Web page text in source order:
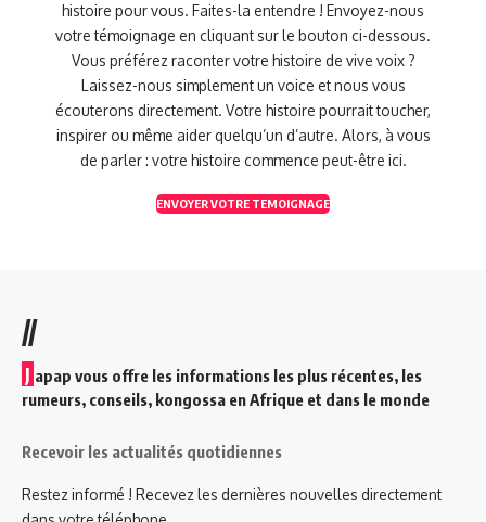
histoire pour vous. Faites-la entendre ! Envoyez-nous
votre témoignage en cliquant sur le bouton ci-dessous.
Vous préférez raconter votre histoire de vive voix ?
Laissez-nous simplement un voice et nous vous
écouterons directement. Votre histoire pourrait toucher,
inspirer ou même aider quelqu’un d’autre. Alors, à vous
de parler : votre histoire commence peut-être ici.
ENVOYER VOTRE TEMOIGNAGE
//
J apap vous offre les informations les plus récentes, les
rumeurs, conseils, kongossa en Afrique et dans le monde
Recevoir les actualités quotidiennes
Restez informé ! Recevez les dernières nouvelles directement